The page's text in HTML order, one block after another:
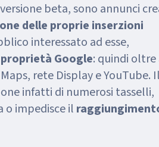
beta, sono annunci
delle proprie inserzioni
interessato ad esse,
Google: quindi oltre
rete Display e YouTube. Il
infatti di numerosi tasselli,
o impedisce il